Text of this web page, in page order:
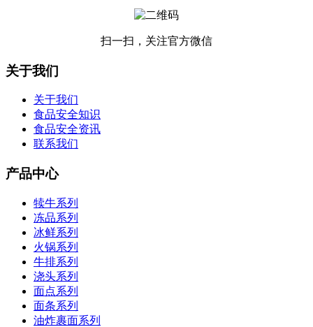
扫一扫，关注官方微信
关于我们
关于我们
食品安全知识
食品安全资讯
联系我们
产品中心
犊牛系列
冻品系列
冰鲜系列
火锅系列
牛排系列
浇头系列
面点系列
面条系列
油炸裹面系列